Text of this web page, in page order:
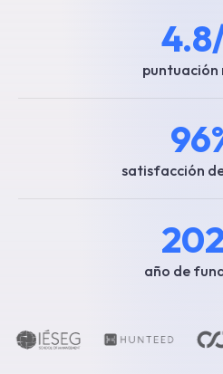
puntuación
satisfacción
año de